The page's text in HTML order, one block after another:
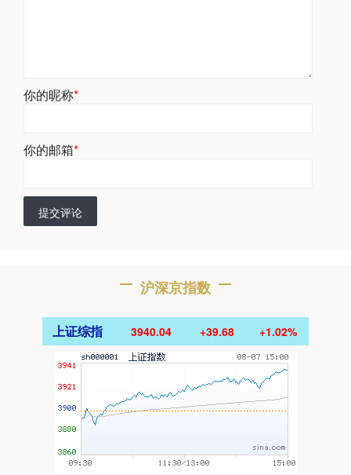
你的昵称*
你的邮箱*
提交评论
沪深京指数
上证综指 3940.04 +39.68 +1.02%